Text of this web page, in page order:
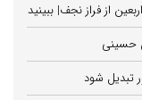
از فراز نجف| ببینید
حسینی
تبدیل شود